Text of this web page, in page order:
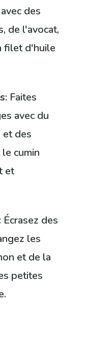
des
de l'avocat,
filet d'huile
: Faites
avec du
et des
cumin
et
: Écrasez des
les
et de la
petites